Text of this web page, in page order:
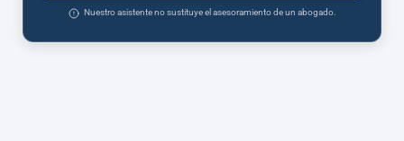
Nuestro asistente no sustituye el asesoramiento de un abogado.